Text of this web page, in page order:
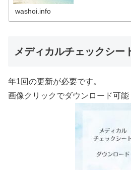
（12.19更新）ダ
washoi.info
メディカルチェックシー
年1回の更新が必要です。
画像クリックでダウンロード可能